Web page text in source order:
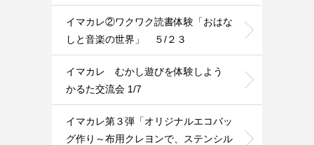
イマカレ②ワクワク読書体験「おはな
しと音楽の世界」 ５/２３
イマカレ むかし遊びを体験しよう
かるた交流会 1/7
イマカレ第３弾「オリジナルエコバッ
グ作り～布用クレヨンで、ステンシル